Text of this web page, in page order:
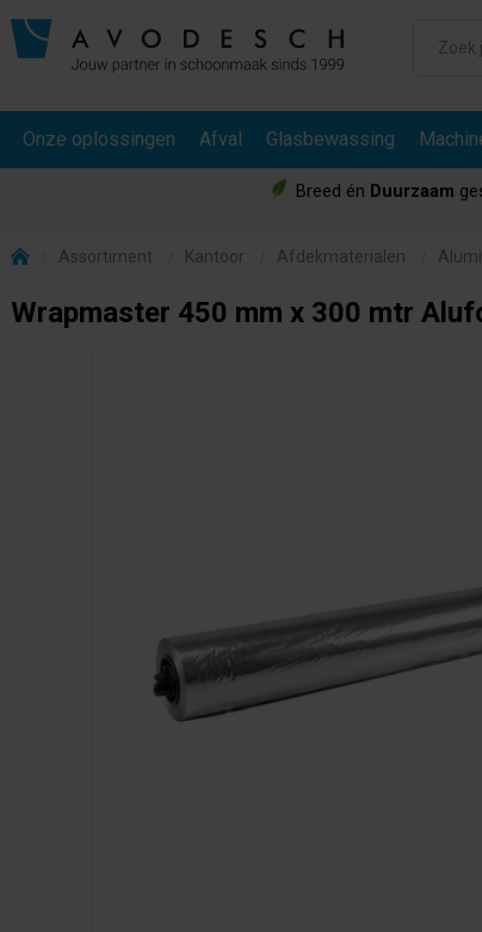
Onze oplossingen Afval Glasbewassing
Breed én Duurzaam
Assortiment Kantoor Afdekmaterialen
Wrapmaster 450 mm x 300 mtr